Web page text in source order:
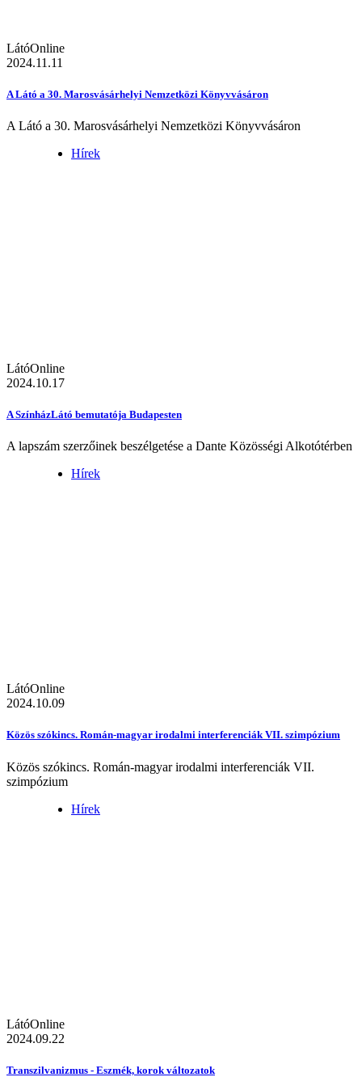
LátóOnline
2024.11.11
A Látó a 30. Marosvásárhelyi Nemzetközi Könyvvásáron
A Látó a 30. Marosvásárhelyi Nemzetközi Könyvvásáron
Hírek
LátóOnline
2024.10.17
A SzínházLátó bemutatója Budapesten
A lapszám szerzőinek beszélgetése a Dante Közösségi Alkotótérben
Hírek
LátóOnline
2024.10.09
Közös szókincs. Román-magyar irodalmi interferenciák VII. szimpózium
Közös szókincs. Román-magyar irodalmi interferenciák VII.
szimpózium
Hírek
LátóOnline
2024.09.22
Transzilvanizmus - Eszmék, korok változatok